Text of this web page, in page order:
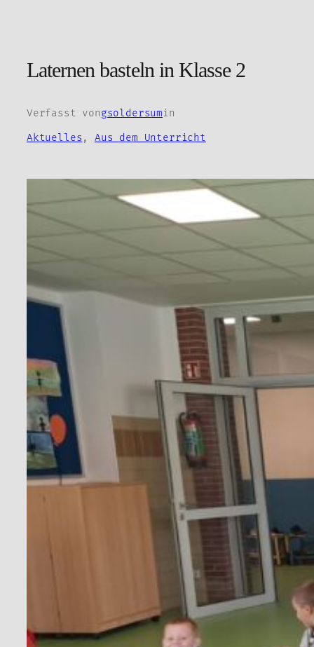
springen
Laternen basteln in Klasse 2
Verfasst vongsoldersumin
Aktuelles , Aus dem Unterricht